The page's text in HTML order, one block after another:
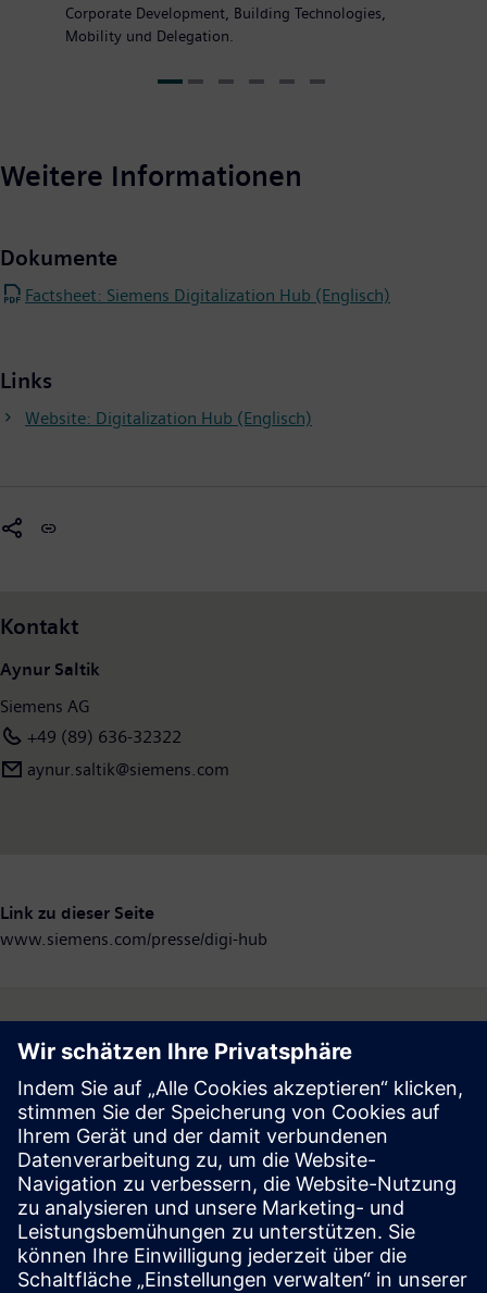
Corporate Development, Building Technologies,
Mobility und Delegation.
Weitere Informationen
Dokumente
Factsheet: Siemens Digitalization Hub (Englisch)
Links
Website: Digitalization Hub (Englisch)
Kontakt
Aynur Saltik
Siemens AG
+49 (89) 636-32322
aynur.saltik@siemens.com
Link zu dieser Seite
www.siemens.com/presse/digi-hub
Follow
Press | Company | Siemens
© Siemens 1996 – 2026
Corporate Information